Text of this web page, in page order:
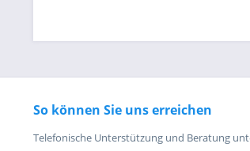
So können Sie uns erreichen
Telefonische Unterstützung und Beratung